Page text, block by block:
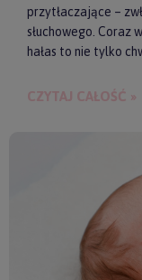
przytłaczające –
słuchowego. Coraz
hałas to nie tylko
słuchawki
CZYTAJ CAŁOŚĆ »